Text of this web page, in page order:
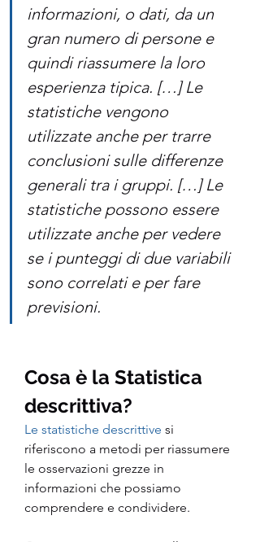
informazioni, o dati, da un
gran numero di persone e
quindi riassumere la loro
esperienza tipica. […] Le
statistiche vengono
utilizzate anche per trarre
conclusioni sulle differenze
generali tra i gruppi. […] Le
statistiche possono essere
utilizzate anche per vedere
se i punteggi di due variabili
sono correlati e per fare
previsioni.
Cosa è la Statistica
descrittiva?
Le statistiche descrittive si
riferiscono a metodi per riassumere
le osservazioni grezze in
informazioni che possiamo
comprendere e condividere.